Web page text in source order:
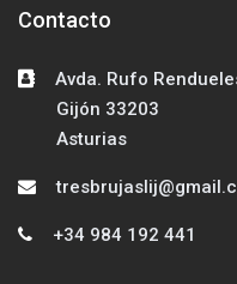
Salta Contacto
Contacto
Avda. Rufo
Gijón 33203
Asturias
+34 984 192 441